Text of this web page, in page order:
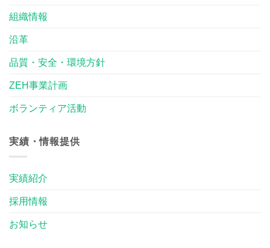
組織情報
沿革
品質・安全・環境方針
ZEH事業計画
ボランティア活動
実績・情報提供
実績紹介
採用情報
お知らせ